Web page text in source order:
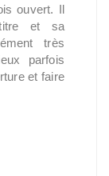
ouvert. Il
et sa
très
parfois
et faire